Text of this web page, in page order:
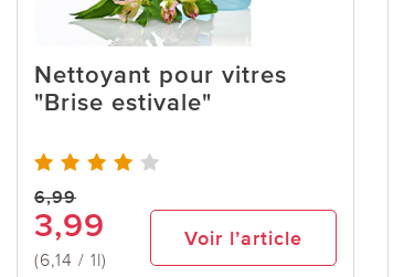
Nettoyant pour vitres
"Brise estivale"
6,99
3,99
(6,14 / 1l)
Voir l’article